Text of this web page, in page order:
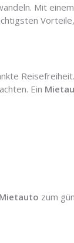
Mit einem
Ein
Mietauto zum